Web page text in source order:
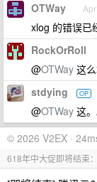
OTWay
xlog 的错误已
RockOrRoll
@OTWay 这
stdying OP
@OTWay 这。
© 2026 V2EX ·
618年中大促即将结束